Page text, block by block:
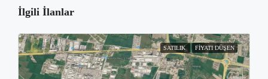
İlgili İlanlar
SATILIK FIYATI DÜŞEN